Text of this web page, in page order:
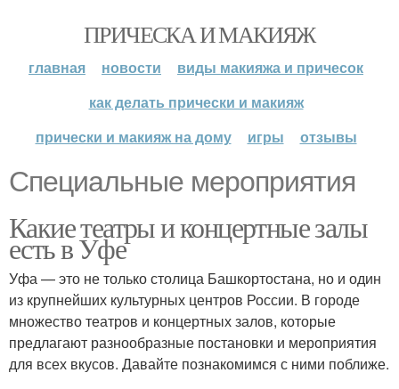
ПРИЧЕСКА И МАКИЯЖ
главная новости
виды макияжа и причесок
как делать прически и макияж
прически и макияж на дому
игры отзывы
Специальные мероприятия
Какие театры и концертные залы
есть в Уфе
Уфа — это не только столица Башкортостана, но и один
из крупнейших культурных центров России. В городе
множество театров и концертных залов, которые
предлагают разнообразные постановки и мероприятия
для всех вкусов. Давайте познакомимся с ними поближе.